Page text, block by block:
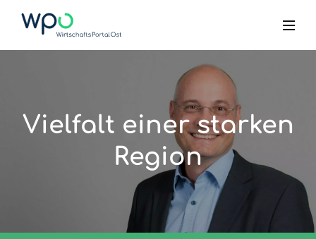
Vielfalt einer starken
Region